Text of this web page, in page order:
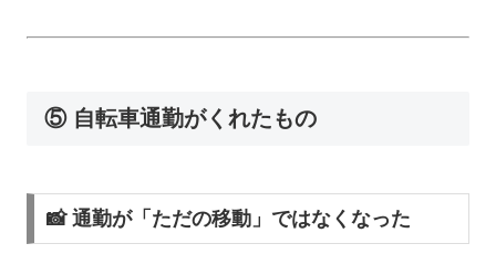
⑤ 自転車通勤がくれたもの
📸 通勤が「ただの移動」ではなくなった